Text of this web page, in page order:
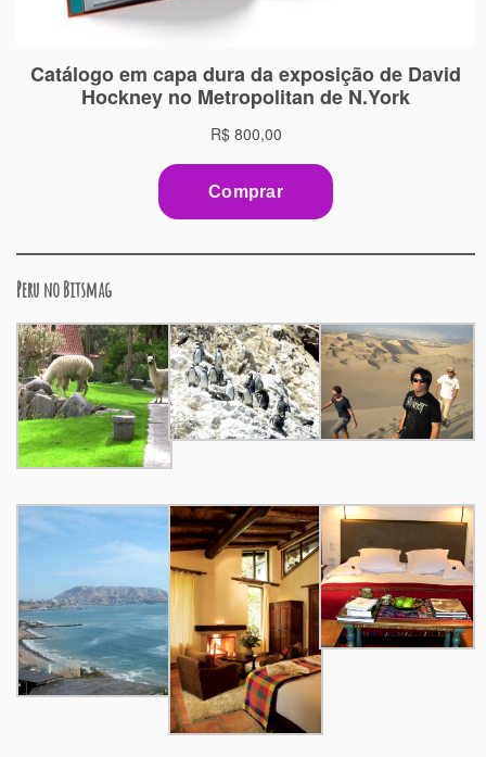
Peru no Bitsmag